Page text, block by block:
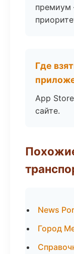
премиум
Где
App
сайте.
News
Город